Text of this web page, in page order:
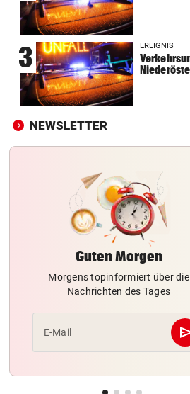
KEIN ARSENAL-WECHSEL
Vinicius Jr. verlängert bei
Madrid bis 2032
UKRAINISCHER ANGRIFF?
Vor Oman havarierter Tanker:
„VERSTEHE ICH NICHT“ vor
Morddrohungen aus
3 EREIGNIS
NEWSLETTER
Guten Morgen
Morgens topinformiert über die
Nachrichten des Tages
E-Mail